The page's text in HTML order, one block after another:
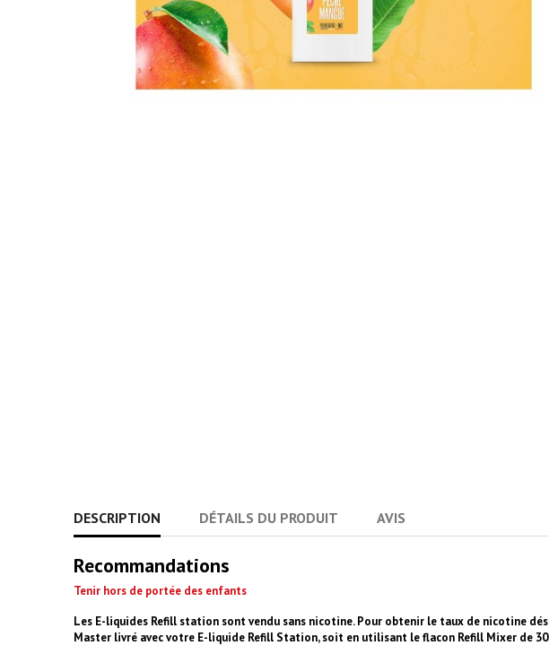
DESCRIPTION DÉTAILS DU PRODUIT AVIS
Recommandations
Tenir hors de portée des enfants
Les E-liquides Refill station sont vendu sans nicotine. Pour obtenir le taux de nicotine
Master livré avec votre E-liquide Refill Station, soit en utilisant le flacon Refill Mixer de